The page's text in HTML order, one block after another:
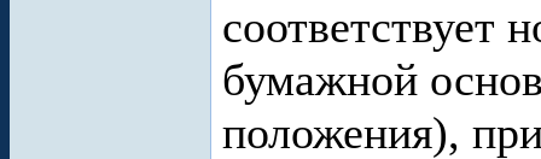
соответствует
бумажной
положения),